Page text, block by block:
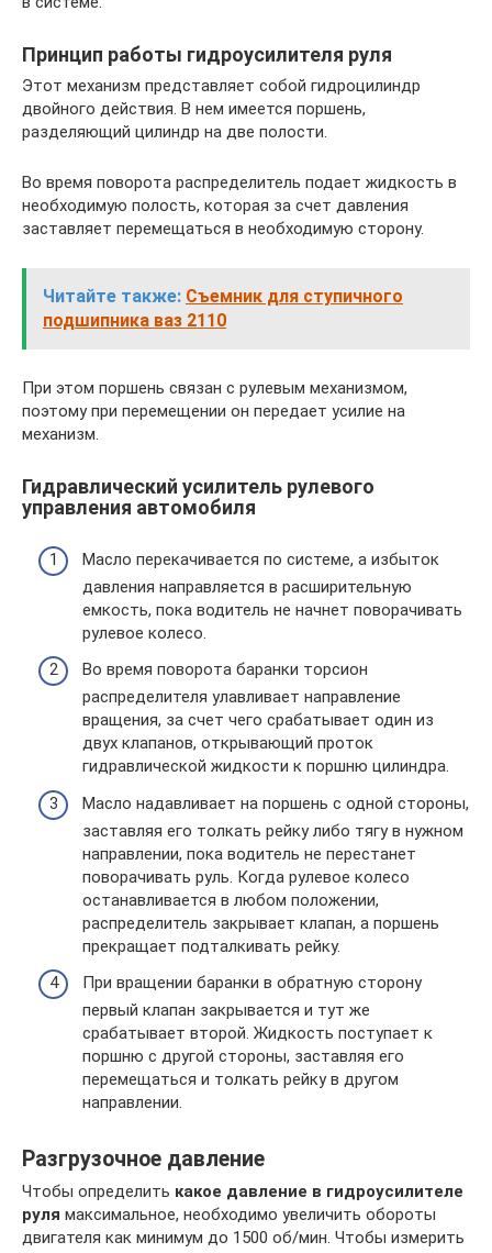
Принцип работы гидроусилителя руля
Этот механизм представляет собой гидроцилиндр
двойного действия. В нем имеется поршень,
разделяющий цилиндр на две полости.
Во время поворота распределитель подает жидкость в
необходимую полость, которая за счет давления
заставляет перемещаться в необходимую сторону.
Читайте также: Съемник для ступичного
подшипника ваз 2110
При этом поршень связан с рулевым механизмом,
поэтому при перемещении он передает усилие на
механизм.
Гидравлический усилитель рулевого
управления автомобиля
Масло перекачивается по системе, а избыток
давления направляется в расширительную
емкость, пока водитель не начнет поворачивать
рулевое колесо.
Во время поворота баранки торсион
распределителя улавливает направление
вращения, за счет чего срабатывает один из
двух клапанов, открывающий проток
гидравлической жидкости к поршню цилиндра.
Масло надавливает на поршень с одной стороны,
заставляя его толкать рейку либо тягу в нужном
направлении, пока водитель не перестанет
поворачивать руль. Когда рулевое колесо
останавливается в любом положении,
распределитель закрывает клапан, а поршень
прекращает подталкивать рейку.
При вращении баранки в обратную сторону
первый клапан закрывается и тут же
срабатывает второй. Жидкость поступает к
поршню с другой стороны, заставляя его
перемещаться и толкать рейку в другом
направлении.
Разгрузочное давление
Чтобы определить какое давление в гидроусилителе
руля максимальное, необходимо увеличить обороты
двигателя как минимум до 1500 об/мин. Чтобы измерить